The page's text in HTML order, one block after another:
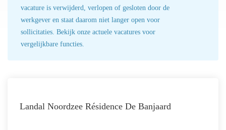
vacature is verwijderd, verlopen of gesloten door de
werkgever en staat daarom niet langer open voor
sollicitaties. Bekijk onze actuele vacatures voor
vergelijkbare functies.
Landal Noordzee Résidence De Banjaard